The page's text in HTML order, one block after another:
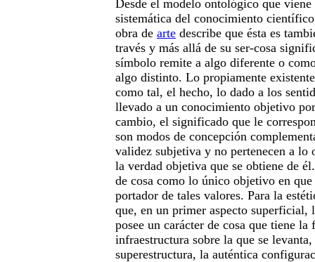
Desde el modelo ontológico que
sistemática del conocimiento
obra de arte describe que ésta es
través y más allá de su ser-cosa
símbolo remite a algo diferente o
algo distinto. Lo propiamente
como tal, el hecho, lo dado a los
llevado a un conocimiento objetivo
cambio, el significado que le
son modos de concepción
validez subjetiva y no pertenecen a lo
la verdad objetiva que se obtiene de
de cosa como lo único objetivo en
portador de tales valores. Para la
que, en un primer aspecto superficial,
posee un carácter de cosa que tiene la
infraestructura sobre la que se
superestructura, la auténtica